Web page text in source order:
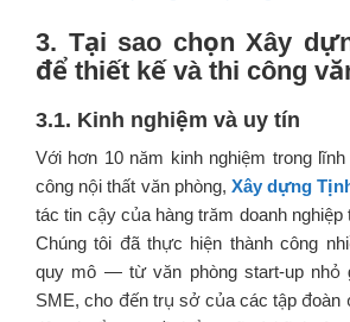
3. Tại sao chọn Xây
để thiết kế và thi công
3.1. Kinh nghiệm và uy tín
Với hơn 10 năm kinh nghiệm trong
công nội thất văn phòng, Xây dựng
tác tin cậy của hàng trăm doanh
Chúng tôi đã thực hiện thành công
quy mô — từ văn phòng start-up nhỏ
SME, cho đến trụ sở của các tập đoàn